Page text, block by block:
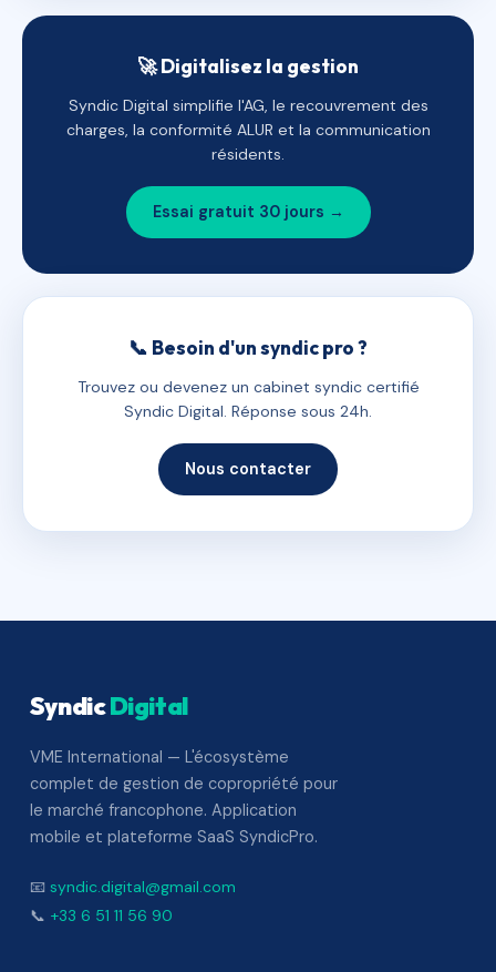
🚀 Digitalisez la gestion
Syndic Digital simplifie l'AG, le recouvrement des
charges, la conformité ALUR et la communication
résidents.
Essai gratuit 30 jours →
📞 Besoin d'un syndic pro ?
Trouvez ou devenez un cabinet syndic certifié
Syndic Digital. Réponse sous 24h.
Nous contacter
SyndicDigital
VME International — L'écosystème
complet de gestion de copropriété pour
le marché francophone. Application
mobile et plateforme SaaS SyndicPro.
📧 syndic.digital@gmail.com
📞 +33 6 51 11 56 90